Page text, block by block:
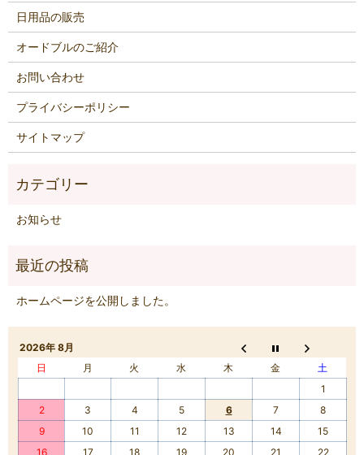
日用品の販売
オードブルのご紹介
お問い合わせ
プライバシーポリシー
サイトマップ
お知らせ
ホームページを公開しました。
2026年 8月
日
月 火 水 木 金
土
1
2
3 4 5 6 7
8
9
10 11 12 13 14
15
16
17 18 19 20 21 22